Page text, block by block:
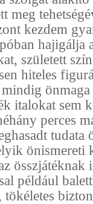
meg
kezdem
hajigálja
született
hiteles
önmaga
italokat sem
perces
tudata
önismereti
összjátéknak
például